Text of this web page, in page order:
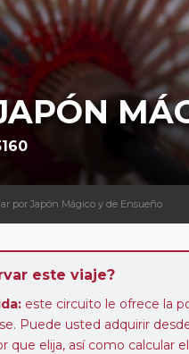
por Japón Mágico y de Ensueño
este viaje?
este circuito le ofrece la
Puede usted adquirir
que elija, así como calcular